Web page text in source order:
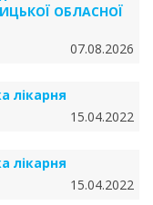
ОБЛАСНОЇ
07.08.2026
лікарня
15.04.2022
лікарня
15.04.2022